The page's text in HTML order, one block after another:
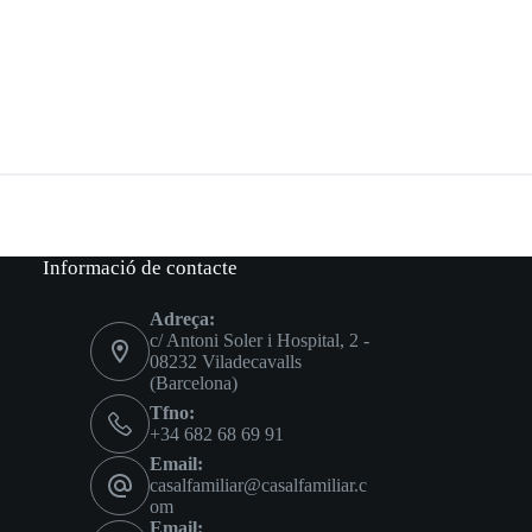
Informació de contacte
Adreça:
c/ Antoni Soler i Hospital, 2 -
08232 Viladecavalls
(Barcelona)
Tfno:
+34 682 68 69 91
Email:
casalfamiliar@casalfamiliar.c
om
Email: